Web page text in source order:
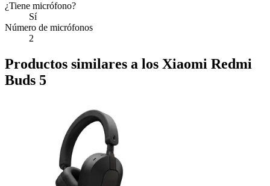
¿Tiene micrófono?
Sí
Número de micrófonos
2
Productos similares a los Xiaomi Redmi
Buds 5